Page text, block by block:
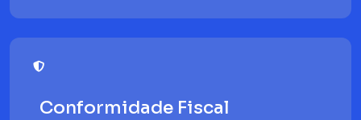
Conformidade Fiscal